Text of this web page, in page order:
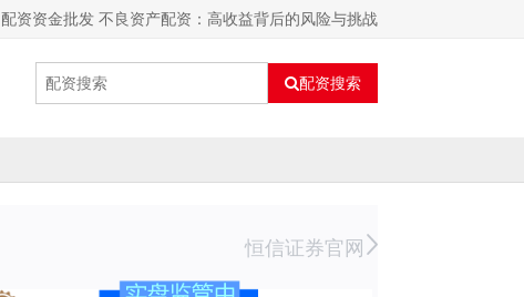
配资资金批发 不良资产配资：高收益背后的风险与挑战
配资搜索
恒信证券官网